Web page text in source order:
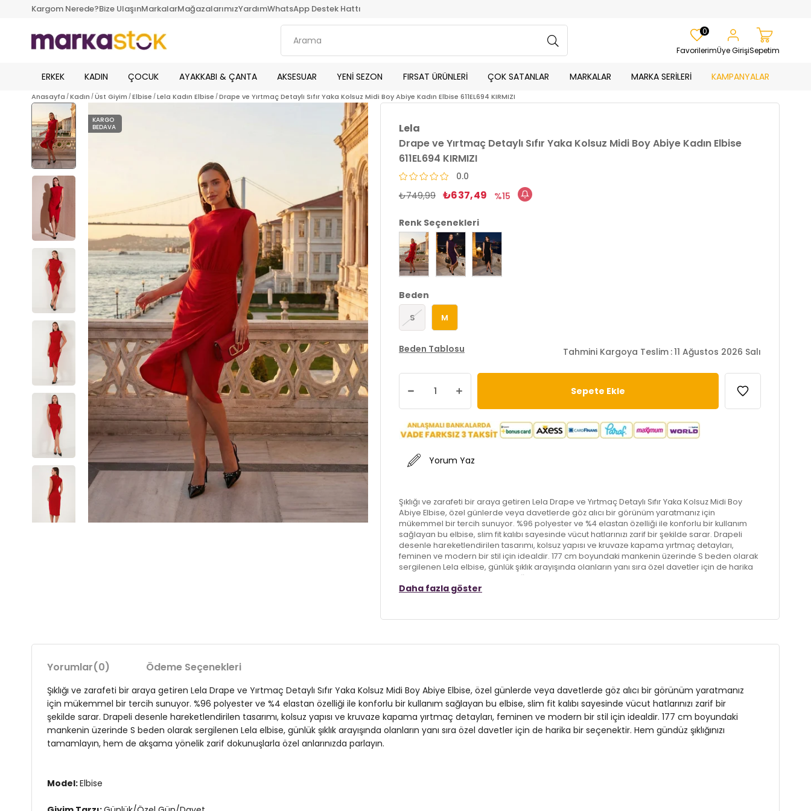
Kargom Nerede?Bize UlaşınMarkalarMağazalarımızYardımWhatsApp Destek Hattı
Favorilerim
0
Üye GirişiSepetim
ERKEK KADIN ÇOCUK AYAKKABI & ÇANTA AKSESUAR YENİ SEZON FIRSAT ÜRÜNLERİ ÇOK SATANLAR MARKALAR MARKA SERİLERİ KAMPANYALAR
Anasayfa Kadın Üst Giyim Elbise Lela Kadın Elbise Drape ve Yırtmaç Detaylı Sıfır Yaka Kolsuz Midi Boy Abiye Kadın Elbise 611EL694 KIRMIZI
KARGO
BEDAVA
Lela
Drape ve Yırtmaç Detaylı Sıfır Yaka Kolsuz Midi Boy Abiye Kadın Elbise
611EL694 KIRMIZI
0.0
₺749,99 ₺637,49 15
Renk Seçenekleri
Beden
S M
Beden Tablosu Tahmini Kargoya Teslim :11 Ağustos 2026 Salı
Yorum Yaz
Şıklığı ve zarafeti bir araya getiren Lela Drape ve Yırtmaç Detaylı Sıfır Yaka Kolsuz Midi Boy
Abiye Elbise, özel günlerde veya davetlerde göz alıcı bir görünüm yaratmanız için
mükemmel bir tercih sunuyor. %96 polyester ve %4 elastan özelliği ile konforlu bir kullanım
sağlayan bu elbise, slim fit kalıbı sayesinde vücut hatlarınızı zarif bir şekilde sarar. Drapeli
desenle hareketlendirilen tasarımı, kolsuz yapısı ve kruvaze kapama yırtmaç detayları,
feminen ve modern bir stil için idealdir. 177 cm boyundaki mankenin üzerinde S beden olarak
sergilenen Lela elbise, günlük şıklık arayışında olanların yanı sıra özel davetler için de harika
bir seçenektir. Hem gündüz şıklığınızı tamamlayın, hem de akşama yönelik zarif dokunuşlarla
özel anlarınızda parlayın.
Model:Elbise
Giyim Tarzı:Günlük/Özel Gün/Davet
Materyal:% 96 Polyester % 4 Elastan
Yaka Tipi: Sıfır Yaka
Kapama Şekli:Düğme ve Fermuar
Daha fazla göster
Yorumlar(0) Ödeme Seçenekleri
Şıklığı ve zarafeti bir araya getiren Lela Drape ve Yırtmaç Detaylı Sıfır Yaka Kolsuz Midi Boy Abiye Elbise, özel günlerde veya davetlerde göz alıcı bir görünüm yaratmanız
için mükemmel bir tercih sunuyor. %96 polyester ve %4 elastan özelliği ile konforlu bir kullanım sağlayan bu elbise, slim fit kalıbı sayesinde vücut hatlarınızı zarif bir
şekilde sarar. Drapeli desenle hareketlendirilen tasarımı, kolsuz yapısı ve kruvaze kapama yırtmaç detayları, feminen ve modern bir stil için idealdir. 177 cm boyundaki
mankenin üzerinde S beden olarak sergilenen Lela elbise, günlük şıklık arayışında olanların yanı sıra özel davetler için de harika bir seçenektir. Hem gündüz şıklığınızı
tamamlayın, hem de akşama yönelik zarif dokunuşlarla özel anlarınızda parlayın.
Model:Elbise